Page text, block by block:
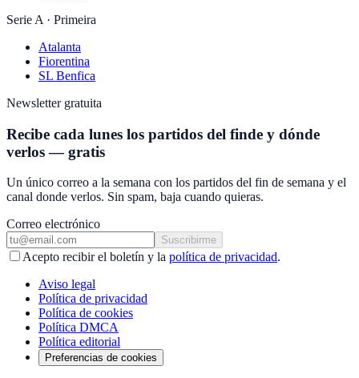
Serie A · Primeira
Atalanta
Fiorentina
SL Benfica
Newsletter gratuita
Recibe cada lunes los partidos del finde y dónde
verlos — gratis
Un único correo a la semana con los partidos del fin de semana y el
canal donde verlos. Sin spam, baja cuando quieras.
Correo electrónico
Suscribirme
Acepto recibir el boletín y la política de privacidad.
Aviso legal
Política de privacidad
Política de cookies
Política DMCA
Política editorial
Preferencias de cookies